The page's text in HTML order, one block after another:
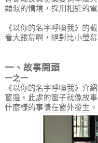
類似的情境，採用相近的電
《以你的名字呼喚我》的
看大銀幕啊，絕對比小螢
一、故事開頭
一之一
《以你的名字呼喚我》介
窗邊。此處的窗子就像故
什麼樣的事情在窗外發生。